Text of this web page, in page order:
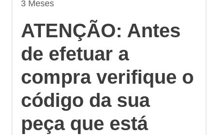
3 Meses
ATENÇÃO: Antes
de efetuar a
compra verifique o
código da sua
peça que está